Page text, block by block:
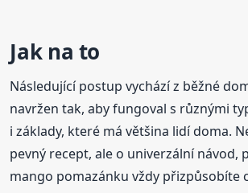
Jak na to
Následující postup vychází z běžné
navržen tak, aby fungoval s různými
i základy, které má většina lidí doma.
pevný recept, ale o univerzální návod,
mango pomazánku vždy přizpůsobíte